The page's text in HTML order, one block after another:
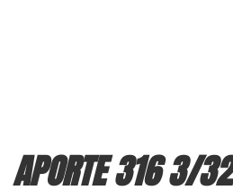
APORTE 316 3/32